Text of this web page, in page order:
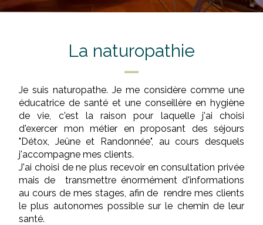
La naturopathie
Je suis naturopathe. Je me considère comme une
éducatrice de santé et une conseillère en hygiène
de vie, c'est la raison pour laquelle j'ai choisi
d'exercer mon métier en proposant des séjours
"Détox, Jeûne et Randonnée", au cours desquels
j'accompagne mes clients.
J'ai choisi de ne plus recevoir en consultation privée
mais de transmettre énormément d'informations
au cours de mes stages, afin de rendre mes clients
le plus autonomes possible sur le chemin de leur
santé.